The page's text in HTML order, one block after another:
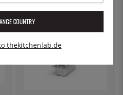
COUNTRY
thekitchenlab.de